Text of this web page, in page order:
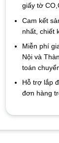
giấy tờ
Cam kết
nhất, chiết
Miễn phí
Nội và
toán
Hỗ trợ lắp
đơn hàng